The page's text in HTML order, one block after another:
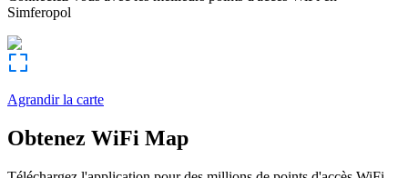
Simferopol
Agrandir la carte
Obtenez WiFi Map